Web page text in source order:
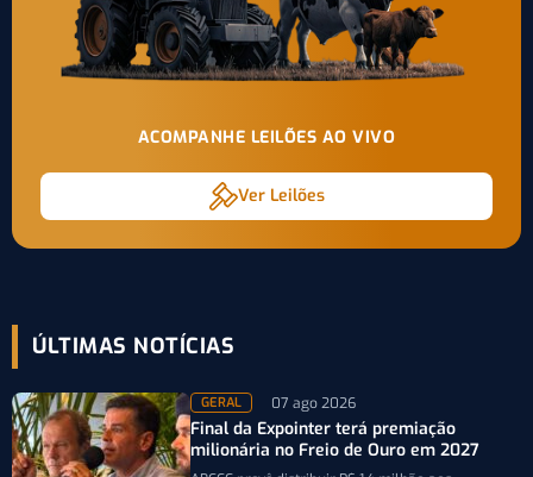
ACOMPANHE LEILÕES AO VIVO
Ver Leilões
ÚLTIMAS NOTÍCIAS
GERAL 07 ago 2026
Final da Expointer terá premiação
milionária no Freio de Ouro em 2027